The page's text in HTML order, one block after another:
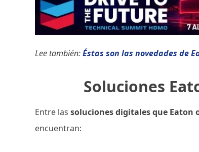
Lee también:Éstas son las novedades de
Soluciones
Entre lassoluciones digitales que Eaton
encuentran: